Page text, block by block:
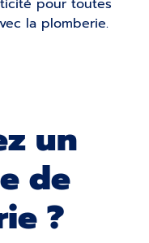
pour toutes
la plomberie.
un
de
?